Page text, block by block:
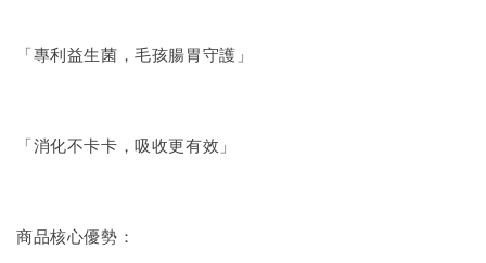
「專利益生菌，毛孩腸胃守護」
「消化不卡卡，吸收更有效」
商品核心優勢：